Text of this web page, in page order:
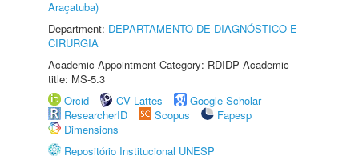
Araçatuba)
Department: DEPARTAMENTO DE DIAGNÓSTICO E
CIRURGIA
Academic Appointment Category: RDIDP Academic
title: MS-5.3
Orcid
CV Lattes
Google Scholar
ResearcherID
Scopus
Fapesp
Dimensions
Repositório Institucional UNESP